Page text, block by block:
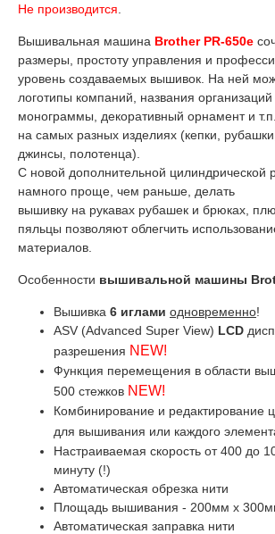
Не производится
Вышивальная машина Brother PR-650e
размеры, простоту управления и
уровень создаваемых вышивок. На ней
логотипы компаний, названия
монограммы, декоративный орнамент и т.п.
на самых разных изделиях (кепки,
джинсы, полотенца).
С новой дополнительной цилиндрической
намного проще, чем раньше, делать
вышивку на рукавах рубашек и брюках,
пяльцы позволяют облегчить
материалов.
Особенности вышивальной машины
Вышивка 6 иглами одновременно!
ASV (Advanced Super View) LCD
разрешения NEW!
Функция перемещения в области
500 стежков NEW!
Комбинирование и редактирование
для вышивания или каждого
Настраиваемая скорость от 400 до
минуту (!)
Автоматическая обрезка нити
Площадь вышивания - 200мм x
Автоматическая заправка нити